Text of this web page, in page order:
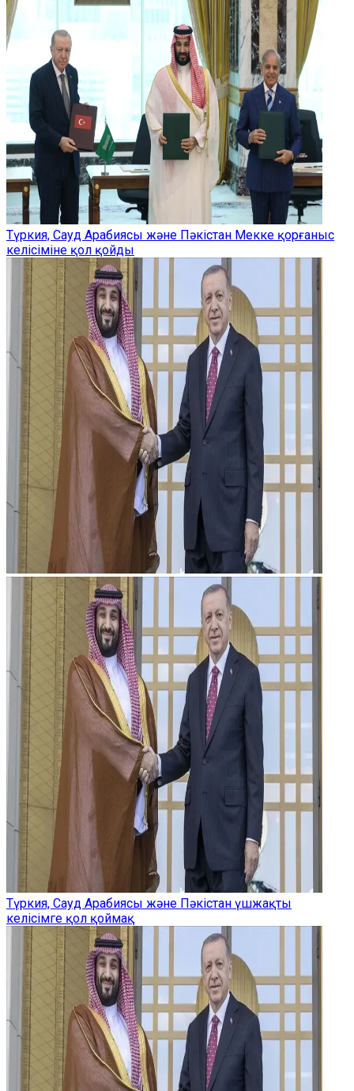
Түркия, Сауд Арабиясы және Пәкістан Мекке қорғаныс
келісіміне қол қойды
Түркия, Сауд Арабиясы және Пәкістан үшжақты
келісімге қол қоймақ